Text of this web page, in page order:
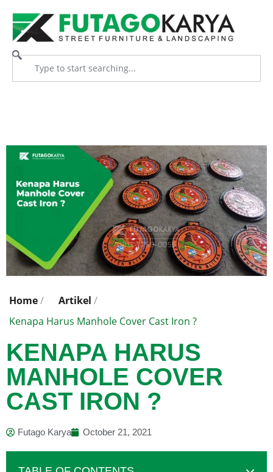
Home/ Artikel /
Kenapa Harus Manhole Cover Cast Iron ?
KENAPA HARUS
MANHOLE COVER
CAST IRON ?
Futago Karya October 21, 2021